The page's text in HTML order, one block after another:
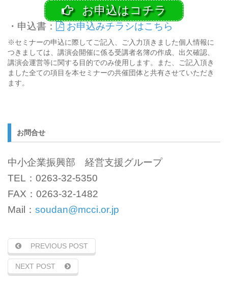
お申込はコチラ
・申込書： お申込みチラシはこちら
※セミナーの申込に際してご記入、ご入力頂きました個人情報に
つきましては、講演会開催に係る受講者名簿の作成、出欠確認、
講演会運営等に関する目的でのみ使用します。また、ご記入頂き
ました全ての項目を本セミナーの共催団体と共有させていただき
ます。
お問合せ
中小企業振興部 経営支援グループ
TEL：0263-32-5350
FAX：0263-32-1482
Mail： soudan@mcci.or.jp
PREVIOUS POST
NEXT POST